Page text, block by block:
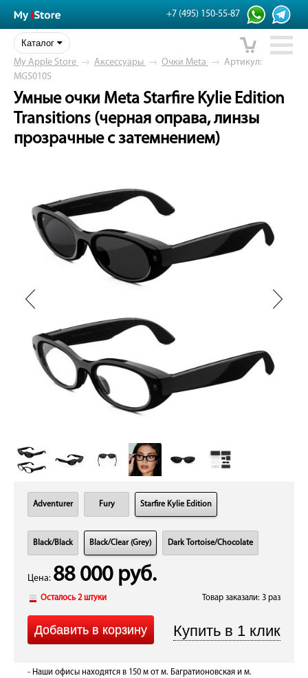
+7 (495) 150-55-87
Каталог
My Apple Store → Аксессуары → Очки Meta → Артикул:
MGS010S
Умные очки Meta Starfire Kylie Edition
Transitions (черная оправа, линзы
прозрачные с затемнением)
Adventurer Fury Starfire Kylie Edition
Black/Black Black/Clear (Grey) Dark Tortoise/Chocolate
Цена: 88 000 руб.
Осталось 2 штуки Товар заказали: 3 раз
- Наши офисы находятся в 150 м от м. Багратионовская и м.